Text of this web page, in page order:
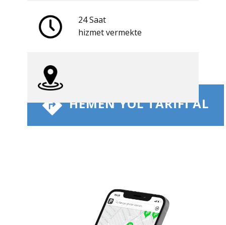
​ HEMEN YOL TARIFI AL
24 Saat
​hizmet vermekte